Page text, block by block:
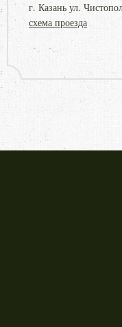
г. Казань ул.
схема проезда